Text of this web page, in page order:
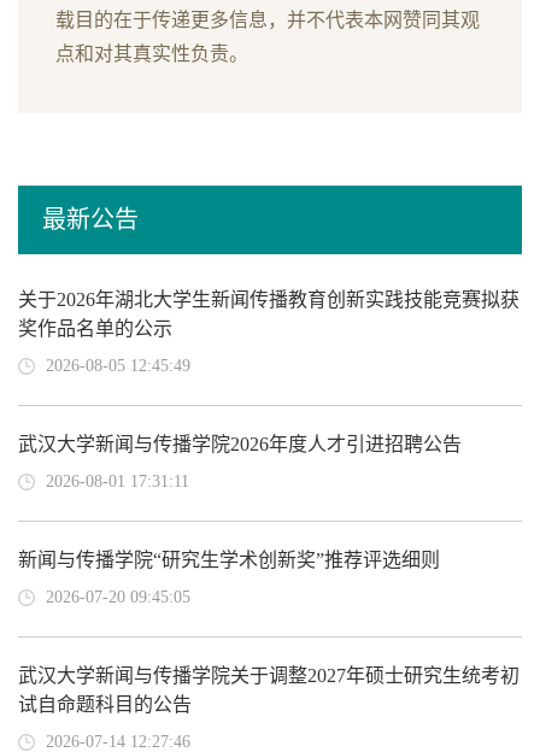
载目的在于传递更多信息，并不代表本网赞同其观
点和对其真实性负责。
最新公告
关于2026年湖北大学生新闻传播教育创新实践技能竞赛拟获
奖作品名单的公示
2026-08-05 12:45:49
武汉大学新闻与传播学院2026年度人才引进招聘公告
2026-08-01 17:31:11
新闻与传播学院“研究生学术创新奖”推荐评选细则
2026-07-20 09:45:05
武汉大学新闻与传播学院关于调整2027年硕士研究生统考初
试自命题科目的公告
2026-07-14 12:27:46